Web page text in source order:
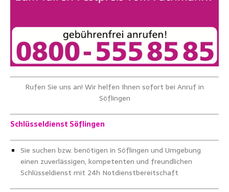
Rufen Sie uns an! Wir helfen Ihnen sofort bei Anruf in
Söflingen
Schlüsseldienst Söflingen
Sie suchen bzw. benötigen in Söflingen und Umgebung
einen zuverlässigen, kompetenten und freundlichen
Schlüsseldienst mit 24h Notdienstbereitschaft